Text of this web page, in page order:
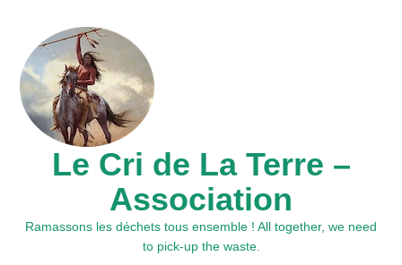
Le Cri de La Terre –
Association
Ramassons les déchets tous ensemble ! All together, we need
to pick-up the waste.